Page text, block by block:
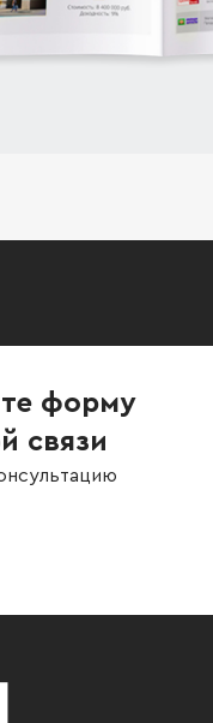
форму
связи